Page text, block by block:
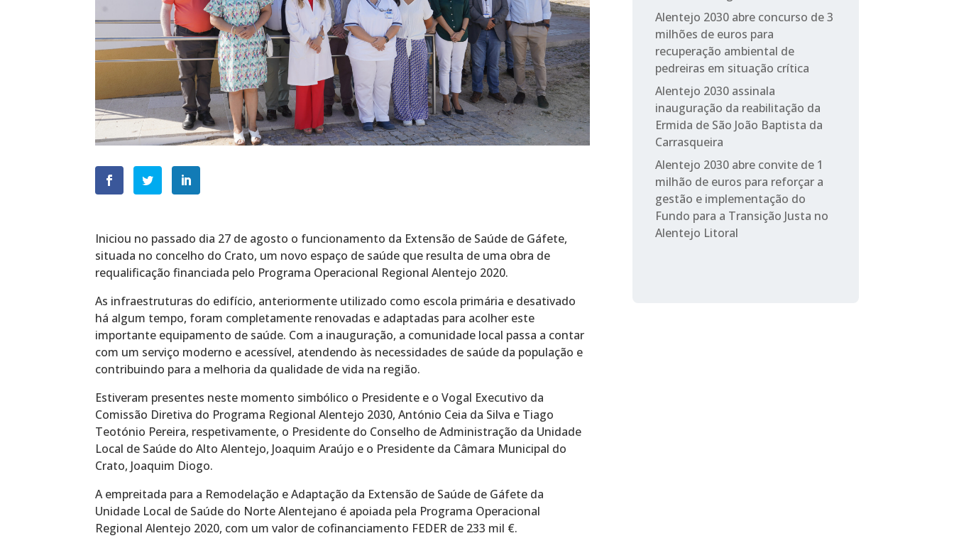
Iniciou no passado dia 27 de agosto o funcionamento da Extensão de Saúde de Gáfete,
situada no concelho do Crato, um novo espaço de saúde que resulta de uma obra de
requalificação financiada pelo Programa Operacional Regional Alentejo 2020.
As infraestruturas do edifício, anteriormente utilizado como escola primária e desativado
há algum tempo, foram completamente renovadas e adaptadas para acolher este
importante equipamento de saúde. Com a inauguração, a comunidade local passa a contar
com um serviço moderno e acessível, atendendo às necessidades de saúde da população e
contribuindo para a melhoria da qualidade de vida na região.
Estiveram presentes neste momento simbólico o Presidente e o Vogal Executivo da
Comissão Diretiva do Programa Regional Alentejo 2030, António Ceia da Silva e Tiago
Teotónio Pereira, respetivamente, o Presidente do Conselho de Administração da Unidade
Local de Saúde do Alto Alentejo, Joaquim Araújo e o Presidente da Câmara Municipal do
Crato, Joaquim Diogo.
A empreitada para a Remodelação e Adaptação da Extensão de Saúde de Gáfete da
Unidade Local de Saúde do Norte Alentejano é apoiada pela Programa Operacional
Regional Alentejo 2020, com um valor de cofinanciamento FEDER de 233 mil €.
Alentejo 2030 abre concurso de 3
milhões de euros para
recuperação ambiental de
pedreiras em situação crítica
Alentejo 2030 assinala
inauguração da reabilitação da
Ermida de São João Baptista da
Carrasqueira
Alentejo 2030 abre convite de 1
milhão de euros para reforçar a
gestão e implementação do
Fundo para a Transição Justa no
Alentejo Litoral